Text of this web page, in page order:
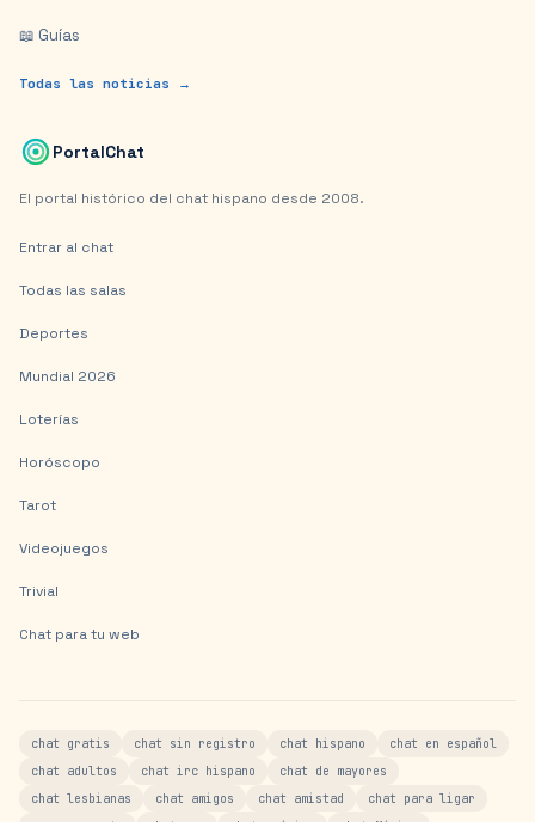
📖 Guías
Todas las noticias →
PortalChat
El portal histórico del chat hispano desde 2008.
Entrar al chat
Todas las salas
Deportes
Mundial 2026
Loterías
Horóscopo
Tarot
Videojuegos
Trivial
Chat para tu web
chat gratis chat sin registro chat hispano
chat en español
chat adultos
chat irc hispano
chat de mayores
chat lesbianas
chat amigos chat amistad
chat para ligar